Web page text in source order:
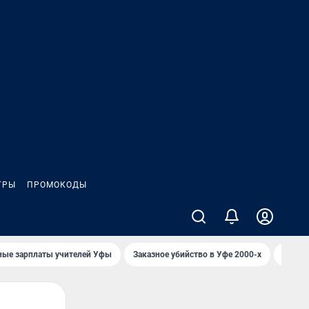
ПРОМОКОДЫ
зарплаты учителей Уфы Заказное убийство в Уфе 2000-х